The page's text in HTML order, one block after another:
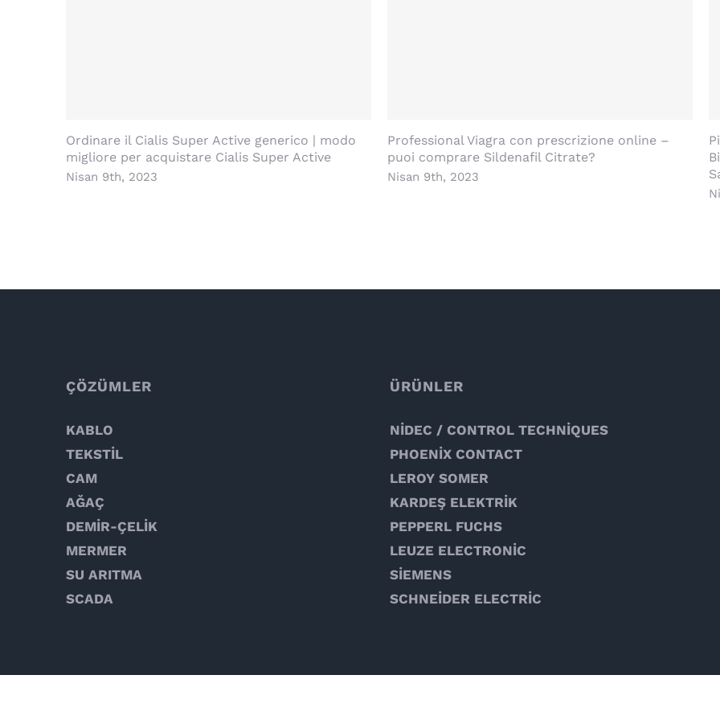
Ordinare il Cialis Super Active generico | modo
migliore per acquistare Cialis Super Active
Nisan 9th, 2023
Professional Viagra con prescrizione online –
puoi comprare Sildenafil Citrate?
Nisan 9th, 2023
ÇÖZÜMLER
KABLO
TEKSTİL
CAM
AĞAÇ
DEMİR-ÇELİK
MERMER
SU ARITMA
SCADA
ÜRÜNLER
NİDEC / CONTROL TECHNİQUES
PHOENİX CONTACT
LEROY SOMER
KARDEŞ ELEKTRİK
PEPPERL FUCHS
LEUZE ELECTRONİC
SİEMENS
SCHNEİDER ELECTRİC